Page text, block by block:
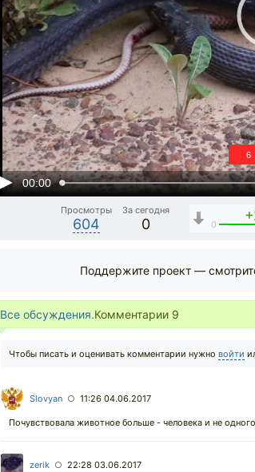
00:00
5
Просмотры
604
За сегодня
0 0
Поддержите проект —
Все обсуждения.Комментарии 9
Чтобы писать и оценивать комментарии нужно войти
Slovyan ○ 11:26 04.06.2017
Почувствовала животное больше - человека и не
zerik ○ 22:28 03.06.2017